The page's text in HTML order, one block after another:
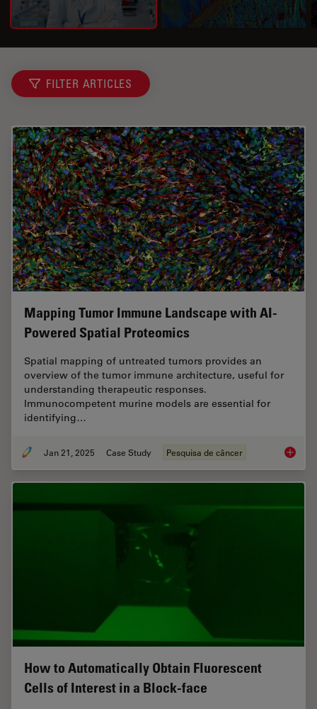
FILTER ARTICLES
Mapping Tumor Immune Landscape with AI-
Powered Spatial Proteomics
Spatial mapping of untreated tumors provides an
overview of the tumor immune architecture, useful for
understanding therapeutic responses.
Immunocompetent murine models are essential for
identifying…
Jan 21, 2025 Case Study Pesquisa de câncer
How to Automatically Obtain Fluorescent
Cells of Interest in a Block-face